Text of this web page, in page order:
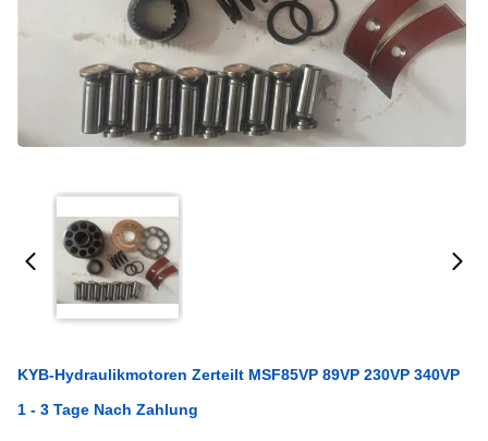
KYB-Hydraulikmotoren Zerteilt MSF85VP 89VP 230VP 340VP
1 - 3 Tage Nach Zahlung